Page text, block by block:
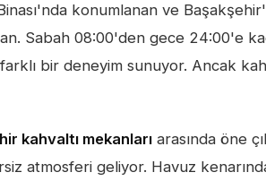
konumlanan ve
Sabah 08:00'den gece 24:00'e
bir deneyim sunuyor. Ancak
kahvaltı mekanları arasında öne
atmosferi geliyor. Havuz